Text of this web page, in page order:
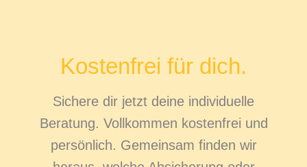
Kostenfrei für dich.
Sichere dir jetzt deine individuelle
Beratung. Vollkommen kostenfrei und
persönlich. Gemeinsam finden wir